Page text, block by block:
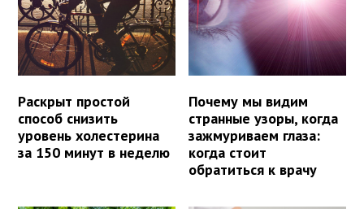
Раскрыт простой
способ снизить
уровень холестерина
за 150 минут в неделю
Почему мы видим
странные узоры, когда
зажмуриваем глаза:
когда стоит
обратиться к врачу